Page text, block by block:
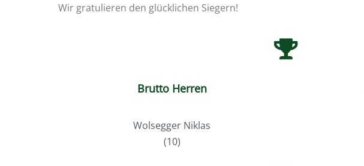
Wir gratulieren den glücklichen Siegern!
Brutto Herren
Wolsegger Niklas
(10)